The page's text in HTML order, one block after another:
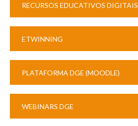
RECURSOS EDUCATIVOS DIGITAIS
ETWINNING
PLATAFORMA DGE (MOODLE)
WEBINARS DGE